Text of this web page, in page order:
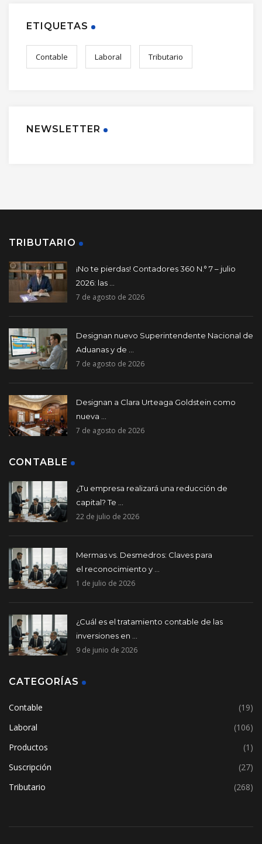
ETIQUETAS
Contable Laboral Tributario
NEWSLETTER
TRIBUTARIO
¡No te pierdas! Contadores 360 N.° 7 – julio
2026: las ...
7 de agosto de 2026
Designan nuevo Superintendente Nacional de
Aduanas y de ...
7 de agosto de 2026
Designan a Clara Urteaga Goldstein como
nueva ...
7 de agosto de 2026
CONTABLE
¿Tu empresa realizará una reducción de
capital? Te ...
22 de julio de 2026
Mermas vs. Desmedros: Claves para
el reconocimiento y ...
1 de julio de 2026
¿Cuál es el tratamiento contable de las
inversiones en ...
9 de junio de 2026
CATEGORÍAS
Contable
(19)
Laboral
(106)
Productos
(1)
Suscripción
(27)
Tributario
(268)